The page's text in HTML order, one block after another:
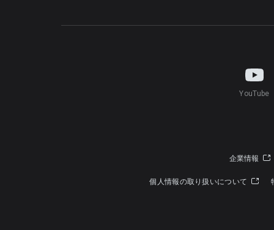
YouTube
企業情報
個人情報の取り扱いについて